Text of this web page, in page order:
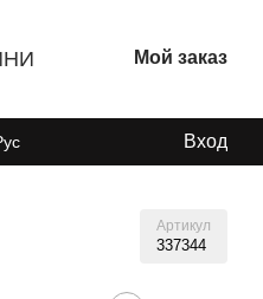
Мой заказ
Вход
Артикул
337344